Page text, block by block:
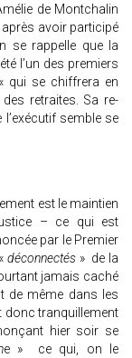
de Montchalin
après avoir participé
se rappelle que la
l’un des premiers
qui se chiffrera en
retraites. Sa re-
semble se
est le maintien
– ce qui est
par le Premier
déconnectés » de la
jamais caché
de même dans les
donc tranquillement
hier soir se
e » ce qui, on le